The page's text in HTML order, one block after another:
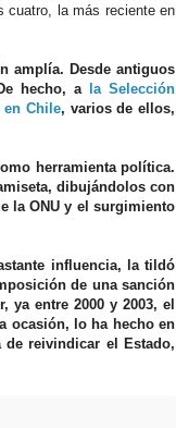
cuatro, la más reciente en
amplía. Desde antiguos
hecho, a la Selección
en Chile, varios de ellos,
herramienta política.
dibujándolos con
la ONU y el surgimiento
influencia, la tildó
de una sanción
ya entre 2000 y 2003, el
ocasión, lo ha hecho en
reivindicar el Estado,